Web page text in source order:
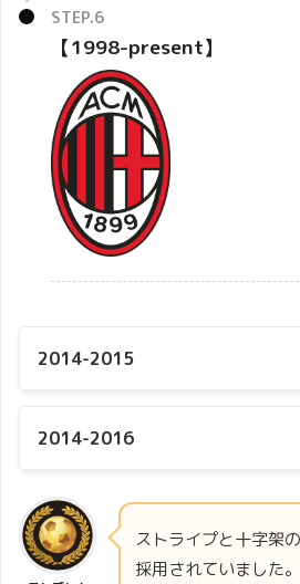
【1998-present】
2014-2015
2014-2016
ストライプと十字架
採用されていました。